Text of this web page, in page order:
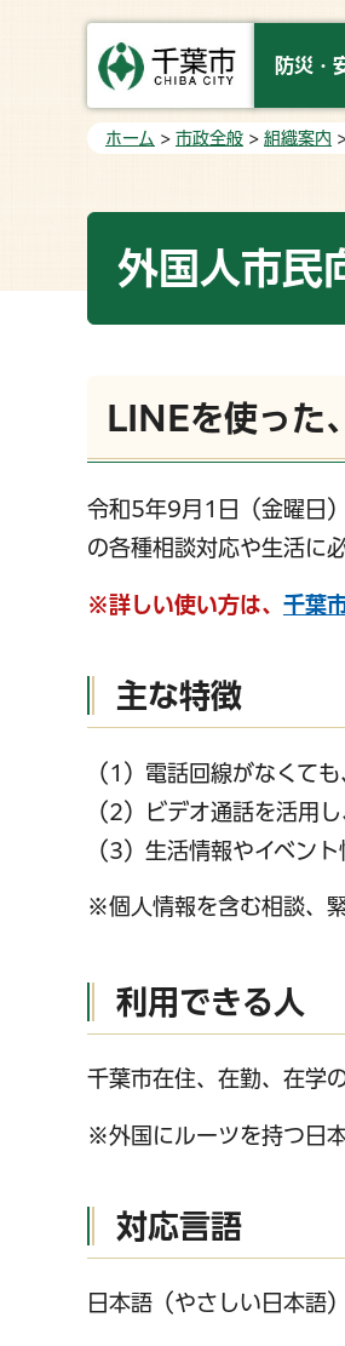
防災・
ホーム > 市政全般 > 組織案内
外国人市民
LINEを使った
令和5年9月1日（金曜日
の各種相談対応や生活に
※詳しい使い方は、 千葉
主な特徴
（1）電話回線がなくて
（2）ビデオ通話を活用
（3）生活情報やイベン
※個人情報を含む相談、
利用できる人
千葉市在住、在勤、在学
※外国にルーツを持つ日
対応言語
日本語（やさしい日本語